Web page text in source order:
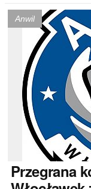
Anwil
Przegrana